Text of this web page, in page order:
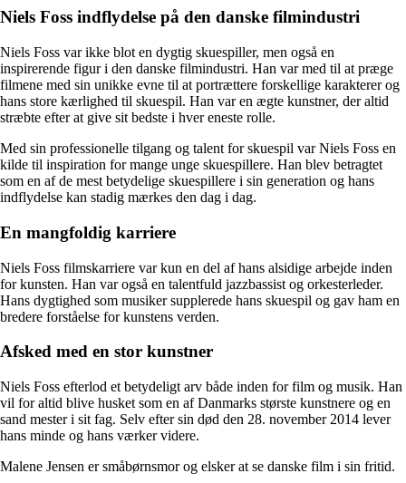
Niels Foss indflydelse på den danske filmindustri
Niels Foss var ikke blot en dygtig skuespiller, men også en
inspirerende figur i den danske filmindustri. Han var med til at præge
filmene med sin unikke evne til at portrættere forskellige karakterer og
hans store kærlighed til skuespil. Han var en ægte kunstner, der altid
stræbte efter at give sit bedste i hver eneste rolle.
Med sin professionelle tilgang og talent for skuespil var Niels Foss en
kilde til inspiration for mange unge skuespillere. Han blev betragtet
som en af de mest betydelige skuespillere i sin generation og hans
indflydelse kan stadig mærkes den dag i dag.
En mangfoldig karriere
Niels Foss filmskarriere var kun en del af hans alsidige arbejde inden
for kunsten. Han var også en talentfuld jazzbassist og orkesterleder.
Hans dygtighed som musiker supplerede hans skuespil og gav ham en
bredere forståelse for kunstens verden.
Afsked med en stor kunstner
Niels Foss efterlod et betydeligt arv både inden for film og musik. Han
vil for altid blive husket som en af Danmarks største kunstnere og en
sand mester i sit fag. Selv efter sin død den 28. november 2014 lever
hans minde og hans værker videre.
Malene Jensen er småbørnsmor og elsker at se danske film i sin fritid.